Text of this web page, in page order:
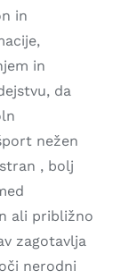
in
in
da
nežen
, bolj
ali približno
zagotavlja
nerodni